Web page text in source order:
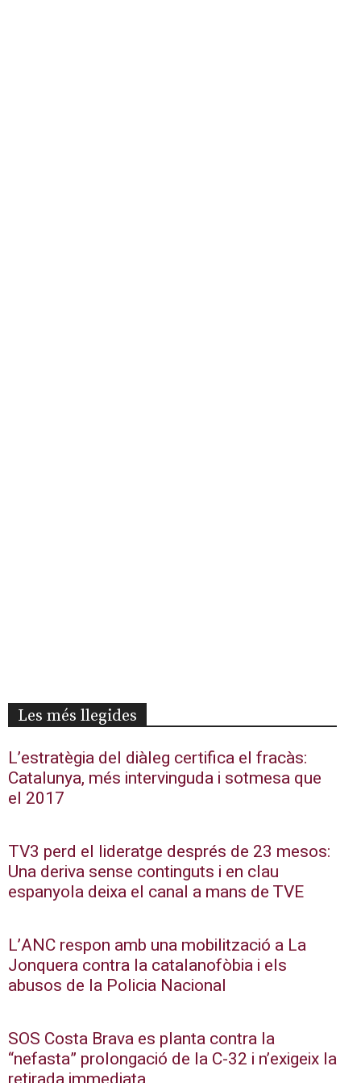
Les més llegides
L’estratègia del diàleg certifica el fracàs:
Catalunya, més intervinguda i sotmesa que
el 2017
TV3 perd el lideratge després de 23 mesos:
Una deriva sense continguts i en clau
espanyola deixa el canal a mans de TVE
L’ANC respon amb una mobilització a La
Jonquera contra la catalanofòbia i els
abusos de la Policia Nacional
SOS Costa Brava es planta contra la
“nefasta” prolongació de la C-32 i n’exigeix la